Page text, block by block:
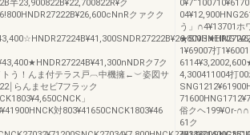
半23,900822B¥22,700822R¥ク
クァクク
ク7ク
トう！んま付テラス戸︹中機擁←︶姿図サ
￨らんまセビ7フラック
」
対803¥41650CNCK1803¥46
う」∩4¥13701ホ
1¥69007打
4,300411004打
俗クヘ
61ク